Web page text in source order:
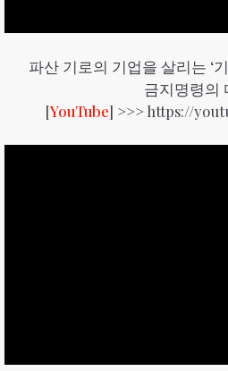
파산 기로의 기업을 살리는 ‘
금지명령의
[YouTube] >>>https://